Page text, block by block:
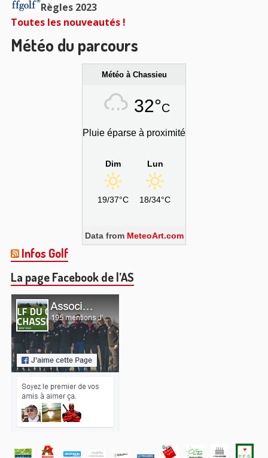
Règles 2023
Toutes les nouveautés !
Météo du parcours
Météo à Chassieu
32°C
Pluie éparse à proximité
Dim
19/37°C
Lun
18/34°C
Data from MeteoArt.com
Infos Golf
La page Facebook de l’AS